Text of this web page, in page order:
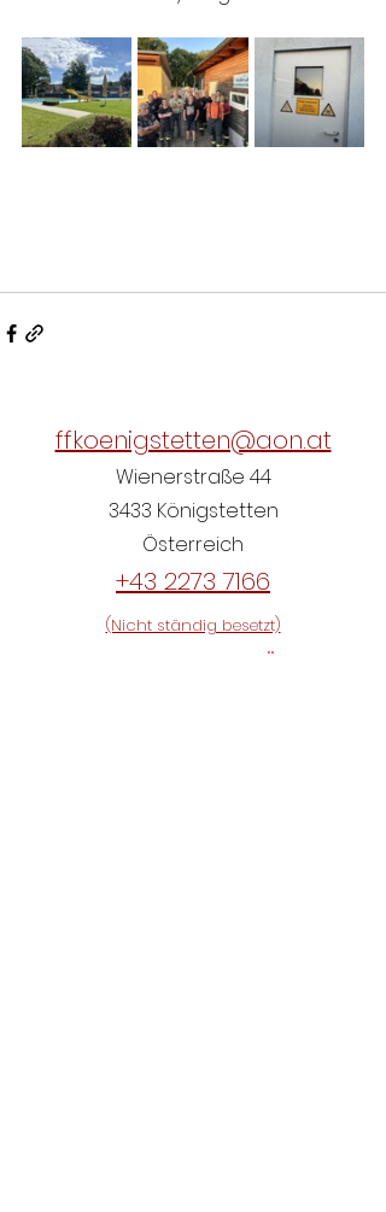
ffkoenigstetten@aon.at
Wienerstraße 44
3433 Königstetten
Österreich
+43 2273 7166
(Nicht ständig besetzt)